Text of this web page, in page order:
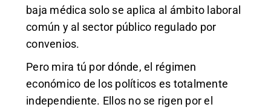
baja médica solo se aplica al ámbito laboral
común y al sector público regulado por
convenios.
Pero mira tú por dónde, el régimen
económico de los políticos es totalmente
independiente. Ellos no se rigen por el